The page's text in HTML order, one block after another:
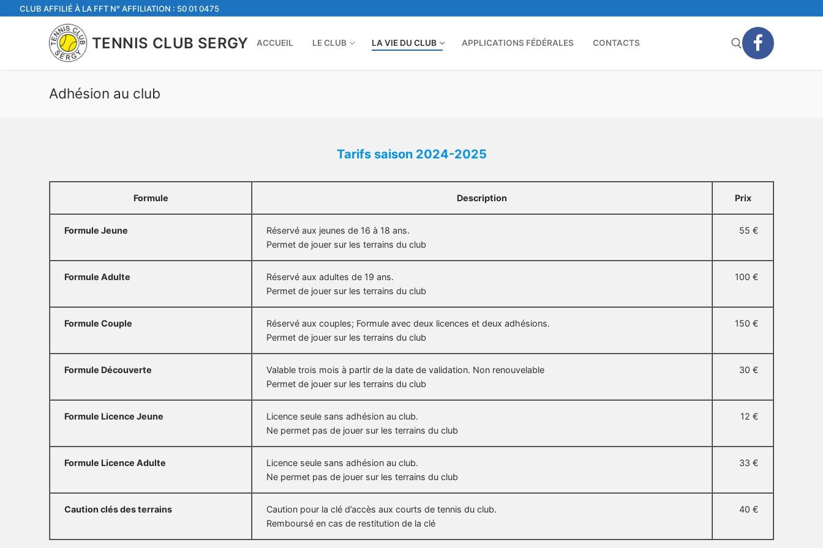
AllerCLUB AFFILIÉ À LA FFT N° AFFILIATION : 50 01 0475
TENNIS CLUB SERGY ACCUEIL LE CLUB LA VIE DU CLUB APPLICATIONS FÉDÉRALES CONTACTS
Adhésion au club
Tarifs saison 2024-2025
Formule Description Prix
Formule Jeune
Réservé aux jeunes de 16 à 18 ans.
Permet de jouer sur les terrains du club
55 €
Formule Adulte
Réservé aux adultes de 19 ans.
Permet de jouer sur les terrains du club
100 €
Formule Couple
Réservé aux couples; Formule avec deux licences et deux adhésions.
Permet de jouer sur les terrains du club
150 €
Formule Découverte
Valable trois mois à partir de la date de validation. Non renouvelable
Permet de jouer sur les terrains du club
30 €
Formule Licence Jeune
Licence seule sans adhésion au club.
Ne permet pas de jouer sur les terrains du club
12 €
Formule Licence Adulte
Licence seule sans adhésion au club.
Ne permet pas de jouer sur les terrains du club
33 €
Caution clés des terrains
Caution pour la clé d’accès aux courts de tennis du club.
Remboursé en cas de restitution de la clé
40 €